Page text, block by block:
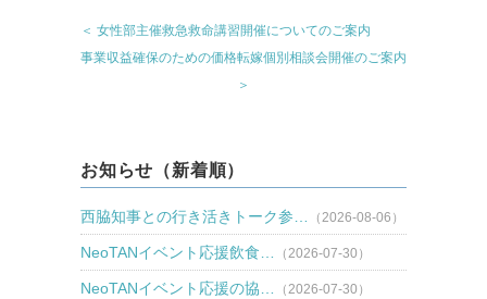
＜ 女性部主催救急救命講習開催についてのご案内
事業収益確保のための価格転嫁個別相談会開催のご案内
＞
お知らせ（新着順）
西脇知事との行き活きトーク参… （2026-08-06）
NeoTANイベント応援飲食… （2026-07-30）
NeoTANイベント応援の協… （2026-07-30）